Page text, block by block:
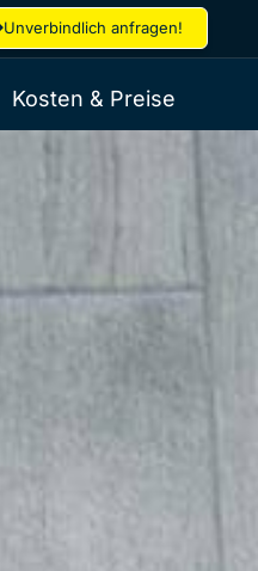
Unverbindlich anfragen!
Kosten & Preise